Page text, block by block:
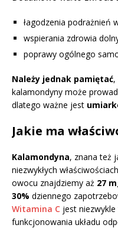
łagodzenia podrażnień
wspierania zdrowia
poprawy ogólnego
Należy jednak pamiętać,
kalamondyny może
dlatego ważne jest
Jakie ma
Kalamondyna, znana też
niezwykłych
owocu znajdziemy aż 27
30% dziennego
Witamina C jest
funkcjonowania układu